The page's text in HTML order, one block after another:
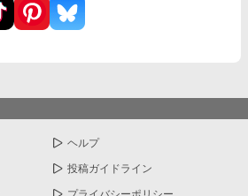
ヘルプ
投稿ガイドライン